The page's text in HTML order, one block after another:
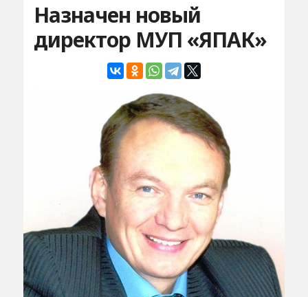
Назначен новый
директор МУП «ЯПАК»